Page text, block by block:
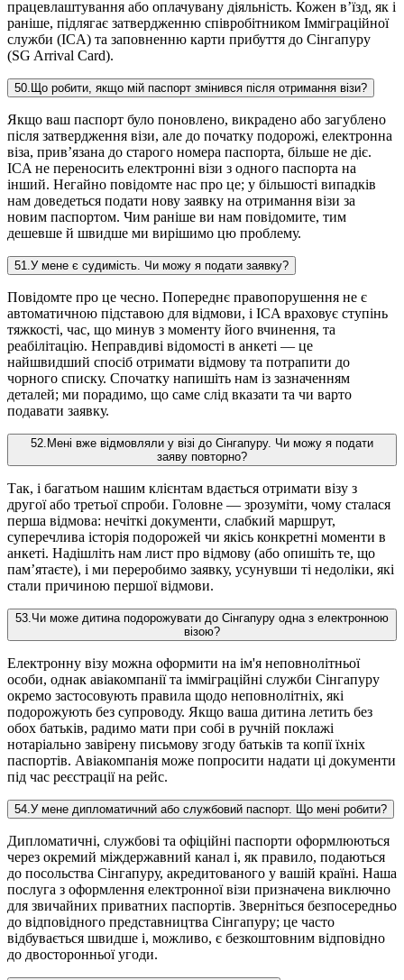
працевлаштування або оплачувану діяльність. Кожен в’їзд, як і
раніше, підлягає затвердженню співробітником Імміграційної
служби (ICA) та заповненню карти прибуття до Сінгапуру
(SG Arrival Card).
50 Що робити, якщо мій паспорт змінився після отримання візи?
Якщо ваш паспорт було поновлено, викрадено або загублено
після затвердження візи, але до початку подорожі, електронна
віза, прив’язана до старого номера паспорта, більше не діє.
ICA не переносить електронні візи з одного паспорта на
інший. Негайно повідомте нас про це; у більшості випадків
нам доведеться подати нову заявку на отримання візи за
новим паспортом. Чим раніше ви нам повідомите, тим
дешевше й швидше ми вирішимо цю проблему.
51 У мене є судимість. Чи можу я подати заявку?
Повідомте про це чесно. Попереднє правопорушення не є
автоматичною підставою для відмови, і ICA враховує ступінь
тяжкості, час, що минув з моменту його вчинення, та
реабілітацію. Неправдиві відомості в анкеті — це
найшвидший спосіб отримати відмову та потрапити до
чорного списку. Спочатку напишіть нам із зазначенням
деталей; ми порадимо, що саме слід вказати та чи варто
подавати заявку.
52 Мені вже відмовляли у візі до Сінгапуру. Чи можу я подати
заяву повторно?
Так, і багатьом нашим клієнтам вдається отримати візу з
другої або третьої спроби. Головне — зрозуміти, чому сталася
перша відмова: нечіткі документи, слабкий маршрут,
суперечлива історія подорожей чи якісь конкретні моменти в
анкеті. Надішліть нам лист про відмову (або опишіть те, що
пам’ятаєте), і ми переробимо заявку, усунувши ті недоліки, які
стали причиною першої відмови.
53 Чи може дитина подорожувати до Сінгапуру одна з електронною
візою?
Електронну візу можна оформити на ім'я неповнолітньої
особи, однак авіакомпанії та імміграційні служби Сінгапуру
окремо застосовують правила щодо неповнолітніх, які
подорожують без супроводу. Якщо ваша дитина летить без
обох батьків, радимо мати при собі в ручній поклажі
нотаріально завірену письмову згоду батьків та копії їхніх
паспортів. Авіакомпанія може попросити надати ці документи
під час реєстрації на рейс.
54 У мене дипломатичний або службовий паспорт. Що мені робити?
Дипломатичні, службові та офіційні паспорти оформлюються
через окремий міждержавний канал і, як правило, подаються
до посольства Сінгапуру, акредитованого у вашій країні. Наша
послуга з оформлення електронної візи призначена виключно
для звичайних приватних паспортів. Зверніться безпосередньо
до відповідного представництва Сінгапуру; це часто
відбувається швидше і, можливо, є безкоштовним відповідно
до двосторонньої угоди.